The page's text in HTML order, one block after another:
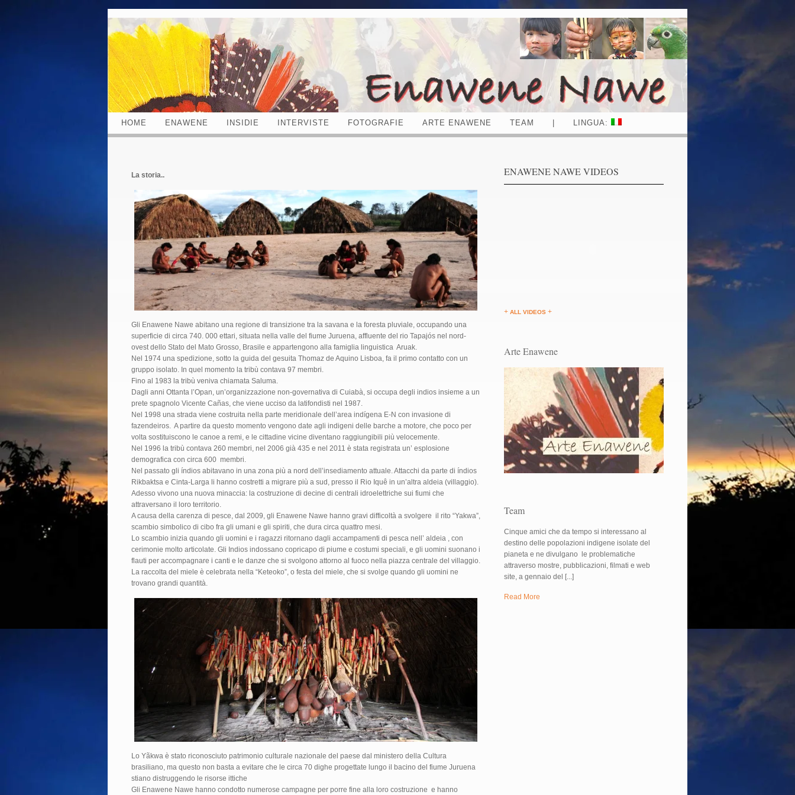
HOME ENAWENE INSIDIE INTERVISTE FOTOGRAFIE ARTE ENAWENE TEAM LINGUA:
La storia..
Gli Enawene Nawe abitano una regione di transizione tra la savana e la foresta pluviale, occupando una
superficie di circa 740. 000 ettari, situata nella valle del fiume Juruena, affluente del rio Tapajós nel nord-
ovest dello Stato del Mato Grosso, Brasile e appartengono alla famiglia linguistica Aruak.
Nel 1974 una spedizione, sotto la guida del gesuita Thomaz de Aquino Lisboa, fa il primo contatto con un
gruppo isolato. In quel momento la tribù contava 97 membri.
Fino al 1983 la tribù veniva chiamata Saluma.
Dagli anni Ottanta l’Opan, un’organizzazione non-governativa di Cuiabà, si occupa degli indios insieme a un
prete spagnolo Vicente Cañas, che viene ucciso da latifondisti nel 1987.
Nel 1998 una strada viene costruita nella parte meridionale dell’area indígena E-N con invasione di
fazendeiros. A partire da questo momento vengono date agli indigeni delle barche a motore, che poco per
volta sostituiscono le canoe a remi, e le cittadine vicine diventano raggiungibili più velocemente.
Nel 1996 la tribù contava 260 membri, nel 2006 già 435 e nel 2011 è stata registrata un’ esplosione
demografica con circa 600 membri.
Nel passato gli índios abitavano in una zona più a nord dell’insediamento attuale. Attacchi da parte di índios
Rikbaktsa e Cinta-Larga li hanno costretti a migrare più a sud, presso il Rio Iquê in un’altra aldeia (villaggio).
Adesso vivono una nuova minaccia: la costruzione di decine di centrali idroelettriche sui fiumi che
attraversano il loro territorio.
A causa della carenza di pesce, dal 2009, gli Enawene Nawe hanno gravi difficoltà a svolgere il rito “Yakwa”,
scambio simbolico di cibo fra gli umani e gli spiriti, che dura circa quattro mesi.
Lo scambio inizia quando gli uomini e i ragazzi ritornano dagli accampamenti di pesca nell’ aldeia , con
cerimonie molto articolate. Gli Indios indossano copricapo di piume e costumi speciali, e gli uomini suonano i
flauti per accompagnare i canti e le danze che si svolgono attorno al fuoco nella piazza centrale del villaggio.
La raccolta del miele è celebrata nella “Keteoko”, o festa del miele, che si svolge quando gli uomini ne
trovano grandi quantità.
Lo Yãkwa è stato riconosciuto patrimonio culturale nazionale del paese dal ministero della Cultura
brasiliano, ma questo non basta a evitare che le circa 70 dighe progettate lungo il bacino del fiume Juruena
stiano distruggendo le risorse ittiche
Gli Enawene Nawe hanno condotto numerose campagne per porre fine alla loro costruzione e hanno
ENAWENE NAWE VIDEOS
+ ALL VIDEOS +
Arte Enawene
Team
Cinque amici che da tempo si interessano al
destino delle popolazioni indigene isolate del
pianeta e ne divulgano le problematiche
attraverso mostre, pubblicazioni, filmati e web
site, a gennaio del [...]
Read More